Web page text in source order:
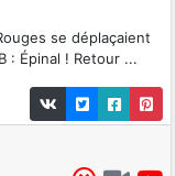
se déplaçaient
: Épinal ! Retour ...